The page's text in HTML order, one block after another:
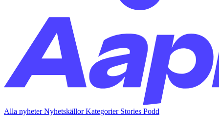
Alla nyheterNyhetskällorKategorier Stories Podd